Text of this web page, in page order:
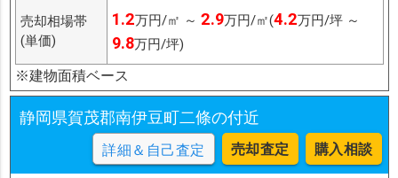
売却相場帯
(単価)
1.2万円/㎡ ～ 2.9万円/㎡(4.2万円/坪 ～
9.8万円/坪)
※建物面積ベース
静岡県賀茂郡南伊豆町二條の付近
詳細＆自己査定 売却査定 購入相談